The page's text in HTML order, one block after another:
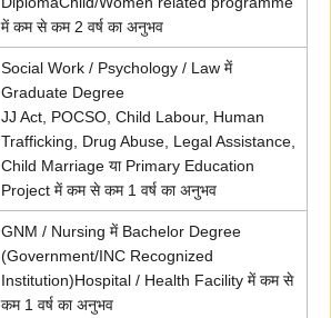
में कम से कम 2 वर्ष का अनुभव
Social Work / Psychology / Law में
Graduate Degree
JJ Act, POCSO, Child Labour, Human
Trafficking, Drug Abuse, Legal Assistance,
Child Marriage या Primary Education
Project में कम से कम 1 वर्ष का अनुभव
GNM / Nursing में Bachelor Degree
(Government/INC Recognized
Institution)Hospital / Health Facility में कम से
कम 1 वर्ष का अनुभव